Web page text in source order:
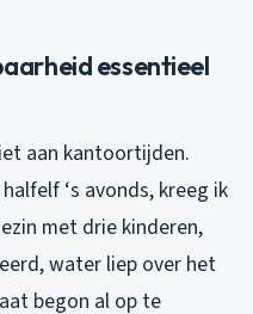
essentieel
aan kantoortijden.
‘s avonds, kreeg ik
met drie kinderen,
water liep over het
begon al op te